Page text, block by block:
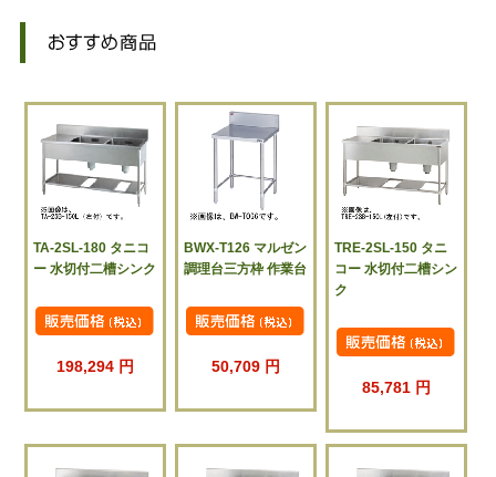
TA-2SL-180 タニコ
ー 水切付二槽シンク
198,294 円
BWX-T126 マルゼン
調理台三方枠 作業台
50,709 円
TRE-2SL-150 タニ
コー 水切付二槽シン
ク
85,781 円